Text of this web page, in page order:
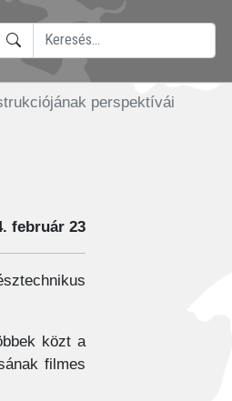
KERESÉS
perspektívái
február 23
közt a
filmes